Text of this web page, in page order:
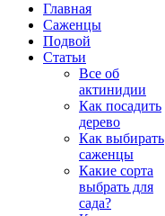
Главная
Саженцы
Подвой
Статьи
Все об
актинидии
Как посадить
дерево
Как выбирать
саженцы
Какие сорта
выбрать для
сада?